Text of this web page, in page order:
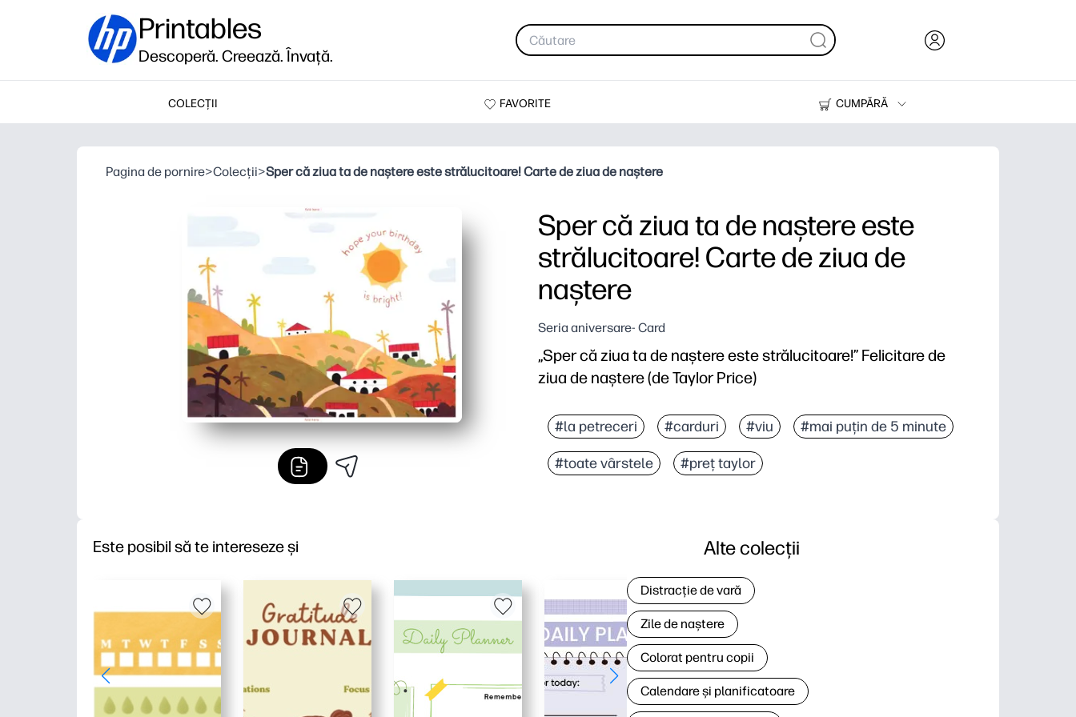
Printables
Descoperă. Creează. Învață.
COLECȚII FAVORITE
CUMPĂRĂ
Imprimante
Pagina de pornire>Colecții>Sper că ziua ta de naștere este strălucitoare! Carte de ziua de naștere
Sper că ziua ta de naștere este
strălucitoare! Carte de ziua de
naștere
Seria aniversare- Card
„Sper că ziua ta de naștere este strălucitoare!” Felicitare de
ziua de naștere (de Taylor Price)
#la petreceri #carduri #viu #mai puțin de 5 minute
#toate vârstele #preț taylor
Este posibil să te intereseze și Alte colecții
Distracție de vară
Zile de naștere
Colorat pentru copii
Calendare și planificatoare